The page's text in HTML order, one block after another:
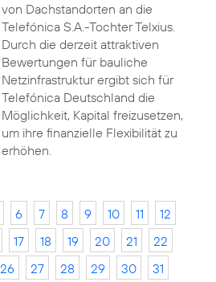
von Dachstandorten an die
Telefónica S.A.-Tochter Telxius.
Durch die derzeit attraktiven
Bewertungen für bauliche
Netzinfrastruktur ergibt sich für
Telefónica Deutschland die
Möglichkeit, Kapital freizusetzen,
um ihre finanzielle Flexibilität zu
erhöhen.
6 7 8 9 10 11
12
17 18 19 20 21
22
26 27 28 29 30
31